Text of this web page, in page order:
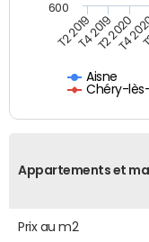
Aisne
Chéry-
T2 2019T4 2019T2 2020
T4
600
Appartements et
Prix au m2